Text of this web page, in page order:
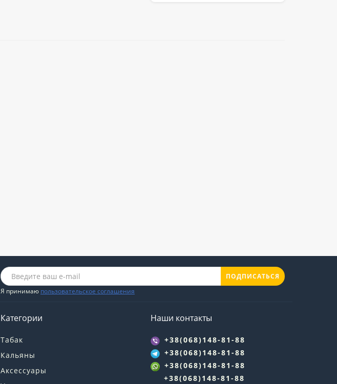
ПОДПИСАТЬСЯ
Я принимаю пользовательское соглашения
Категории
Табак
Кальяны
Аксессуары
Наши контакты
+38(068)148-81-88
+38(068)148-81-88
+38(068)148-81-88
+38(068)148-81-88